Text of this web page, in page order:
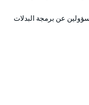
عن برمجة البدلات